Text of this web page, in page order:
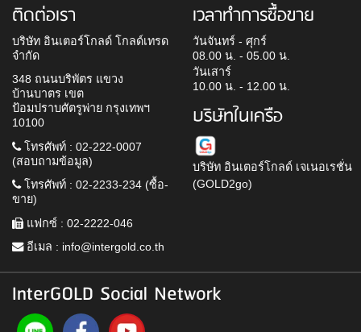
ติดต่อเรา
บริษัท อินเตอร์โกลด์ โกลด์เทรด
จำกัด
348 ถนนบริพัตร แขวง
บ้านบาตร เขต
ป้อมปราบศัตรูพ่าย กรุงเทพฯ
10100
โทรศัพท์ : 02-222-0007
(สอบถามข้อมูล)
โทรศัพท์ : 02-2233-234 (ซื้อ-
ขาย)
แฟกซ์ : 02-2222-046
อีเมล : info@intergold.co.th
เวลาทำการซื้อขาย
วันจันทร์ - ศุกร์
08.00 น. - 05.00 น.
วันเสาร์
10.00 น. - 12.00 น.
บริษัทในเครือ
บริษัท อินเตอร์โกลด์ เจเนอเรชั่น
(GOLD2go)
InterGOLD Social Network